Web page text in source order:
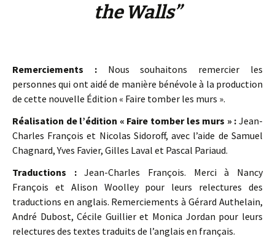
the Walls”
Remerciements :Nous souhaitons remercier les
personnes qui ont aidé de manière bénévole à la production
de cette nouvelle Édition « Faire tomber les murs ».
Réalisation de l’édition « Faire tomber les murs » : Jean-
Charles François et Nicolas Sidoroff, avec l’aide de Samuel
Chagnard, Yves Favier, Gilles Laval et Pascal Pariaud.
Traductions :Jean-Charles François. Merci à Nancy
François et Alison Woolley pour leurs relectures des
traductions en anglais. Remerciements à Gérard Authelain,
André Dubost, Cécile Guillier et Monica Jordan pour leurs
relectures des textes traduits de l’anglais en français.